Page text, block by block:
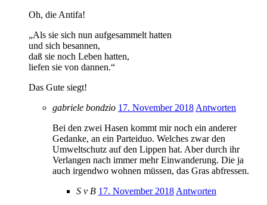
Oh, die Antifa!
„Als sie sich nun aufgesammelt hatten
und sich besannen,
daß sie noch Leben hatten,
liefen sie von dannen.“
Das Gute siegt!
gabriele bondzio 17. November 2018 Antworten
Bei den zwei Hasen kommt mir noch ein anderer
Gedanke, an ein Parteiduo. Welches zwar den
Umweltschutz auf den Lippen hat. Aber durch ihr
Verlangen nach immer mehr Einwanderung. Die ja
auch irgendwo wohnen müssen, das Gras abfressen.
S v B 17. November 2018 Antworten